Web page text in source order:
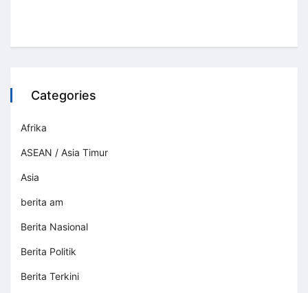
Categories
Afrika
ASEAN / Asia Timur
Asia
berita am
Berita Nasional
Berita Politik
Berita Terkini